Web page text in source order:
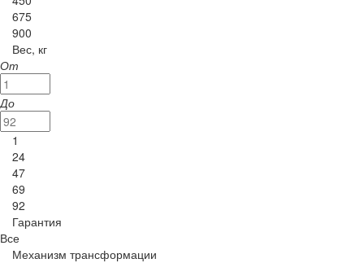
675
900
Вес, кг
От
До
1
24
47
69
92
Гарантия
Все
Механизм трансформации